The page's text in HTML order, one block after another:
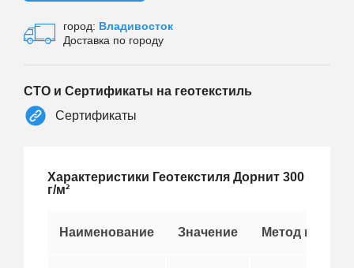
город: Владивосток
Доставка по городу
СТО и Сертификаты на геотекстиль
Сертификаты
Характеристики Геотекстиля Дорнит 300
г/м²
Наименование Значение Метод